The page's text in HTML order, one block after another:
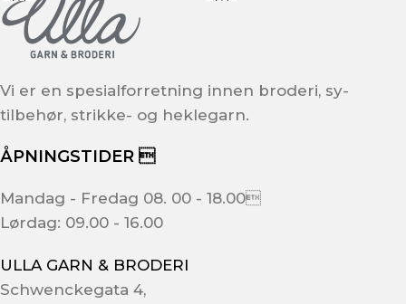
Vi er en spesialforretning innen broderi, sy-
tilbehør, strikke- og heklegarn.
ÅPNINGSTIDER 
Mandag - Fredag 08. 00 - 18.00
Lørdag: 09.00 - 16.00
ULLA GARN & BRODERI
Schwenckegata 4,